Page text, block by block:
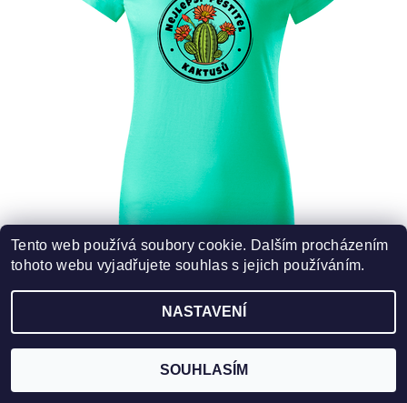
TRIČKO S KAKTUSEM - NEJLEPŠÍ PĚSTITEL
KAKTUSŮ
399 Kč
Tento web používá soubory cookie. Dalším procházením
tohoto webu vyjadřujete souhlas s jejich používáním.
NASTAVENÍ
SOUHLASÍM